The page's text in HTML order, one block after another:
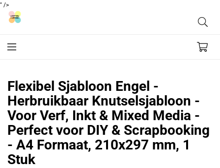
" />
Flexibel Sjabloon Engel -
Herbruikbaar Knutselsjabloon -
Voor Verf, Inkt & Mixed Media -
Perfect voor DIY & Scrapbooking
- A4 Formaat, 210x297 mm, 1
Stuk